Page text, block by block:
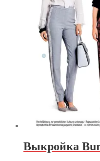
Выкройка